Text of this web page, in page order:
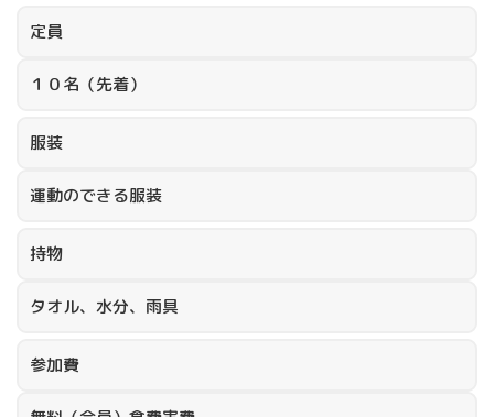
定員
１０名（先着）
服装
運動のできる服装
持物
タオル、水分、雨具
参加費